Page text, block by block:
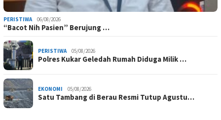
PERISTIWA 06/08/2026
“Bacot Nih Pasien” Berujung …
PERISTIWA 05/08/2026
Polres Kukar Geledah Rumah Diduga Milik …
EKONOMI 05/08/2026
Satu Tambang di Berau Resmi Tutup Agustu…